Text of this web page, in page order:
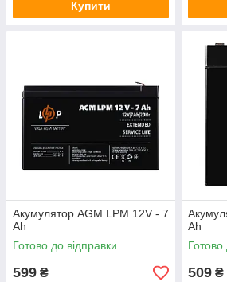
Купити
Акумулятор AGM LPM 12V - 7
Ah
Готово до відправки
599 ₴
Ah
Готово
509 ₴